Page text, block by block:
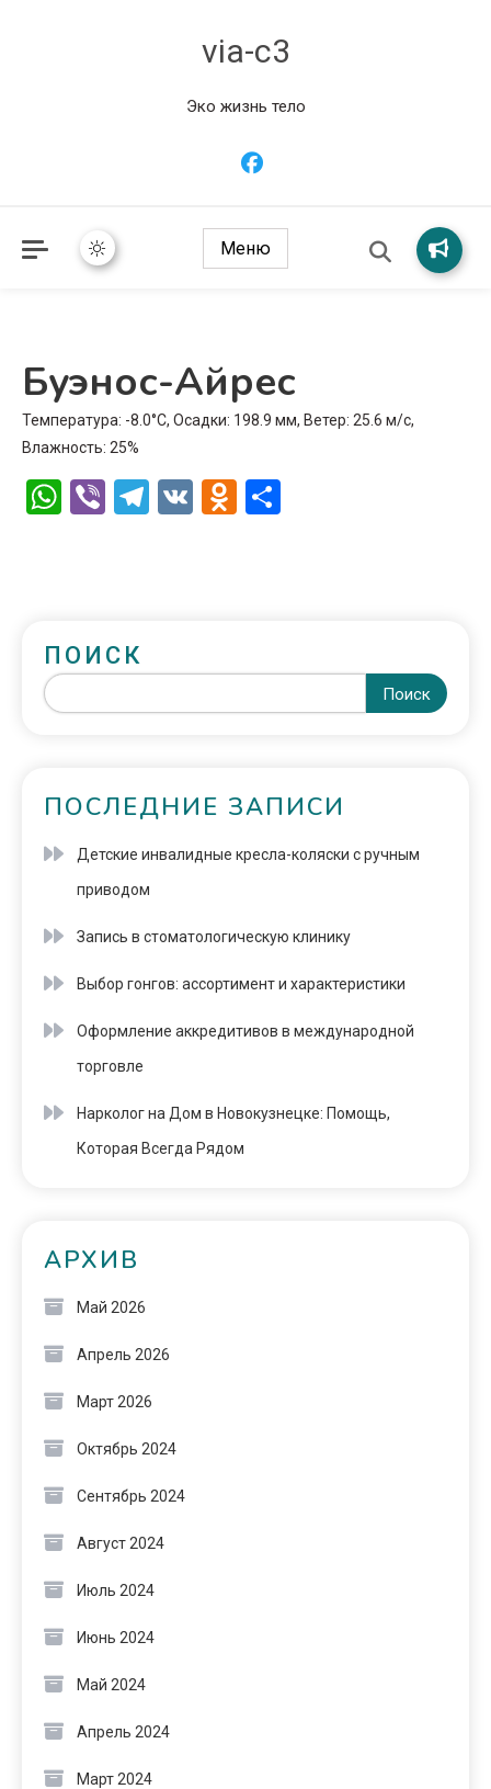
via-c3
Эко жизнь тело
Меню
Буэнос-Айрес
Температура: -8.0°C, Осадки: 198.9 мм, Ветер: 25.6 м/с,
Влажность: 25%
WhatsApp
ViberTelegram
VK Odnoklassniki
ПОИСК
Поиск
ПОСЛЕДНИЕ ЗАПИСИ
Детские инвалидные кресла-коляски с ручным
приводом
Запись в стоматологическую клинику
Выбор гонгов: ассортимент и характеристики
Оформление аккредитивов в международной
торговле
Нарколог на Дом в Новокузнецке: Помощь,
Которая Всегда Рядом
АРХИВ
Май 2026
Апрель 2026
Март 2026
Октябрь 2024
Сентябрь 2024
Август 2024
Июль 2024
Июнь 2024
Май 2024
Апрель 2024
Март 2024